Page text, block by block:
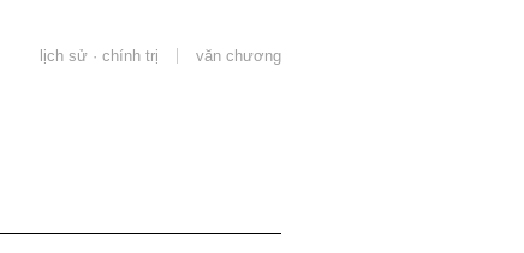
lịch sử · chính trị văn chương